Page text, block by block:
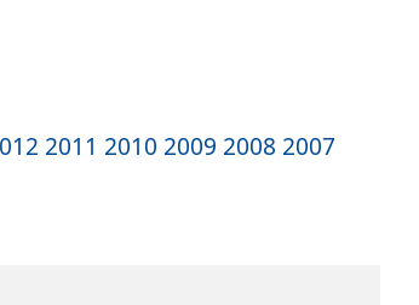
2011 2010 2009 2008 2007